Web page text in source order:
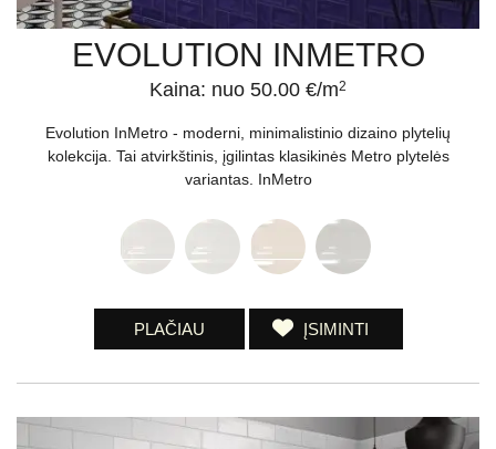
EVOLUTION INMETRO
Kaina: nuo 50.00 €/m2
Evolution InMetro - moderni, minimalistinio dizaino plytelių
kolekcija. Tai atvirkštinis, įgilintas klasikinės Metro plytelės
variantas. InMetro
PLAČIAU ĮSIMINTI